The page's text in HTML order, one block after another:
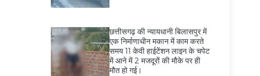
छत्तीसगढ़ की न्यायधानी बिलासपुर में
एक निर्माणाधीन मकान में काम करते
समय 11 केवी हाईटेंशन लाइन के चपेट
में आने में 2 मजदूरों की मौके पर ही
मौत हो गई।